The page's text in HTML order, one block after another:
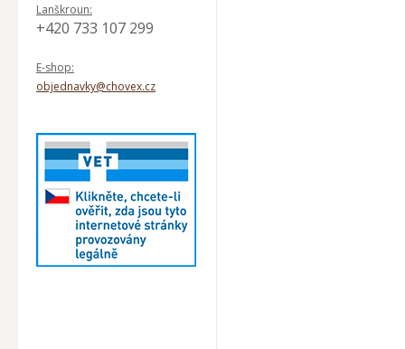
Lanškroun:
+420 733 107 299
E-shop:
objednavky@chovex.cz